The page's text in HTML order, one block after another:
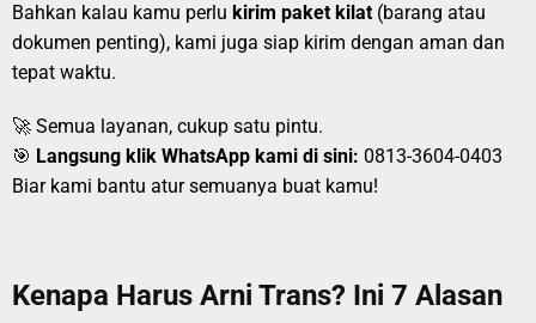
Bahkan kalau kamu perlu kirim paket kilat (barang atau
dokumen penting), kami juga siap kirim dengan aman dan
tepat waktu.
🚀 Semua layanan, cukup satu pintu.
🎯 Langsung klik WhatsApp kami di sini: 0813-3604-0403
Biar kami bantu atur semuanya buat kamu!
Kenapa Harus Arni Trans? Ini 7 Alasan